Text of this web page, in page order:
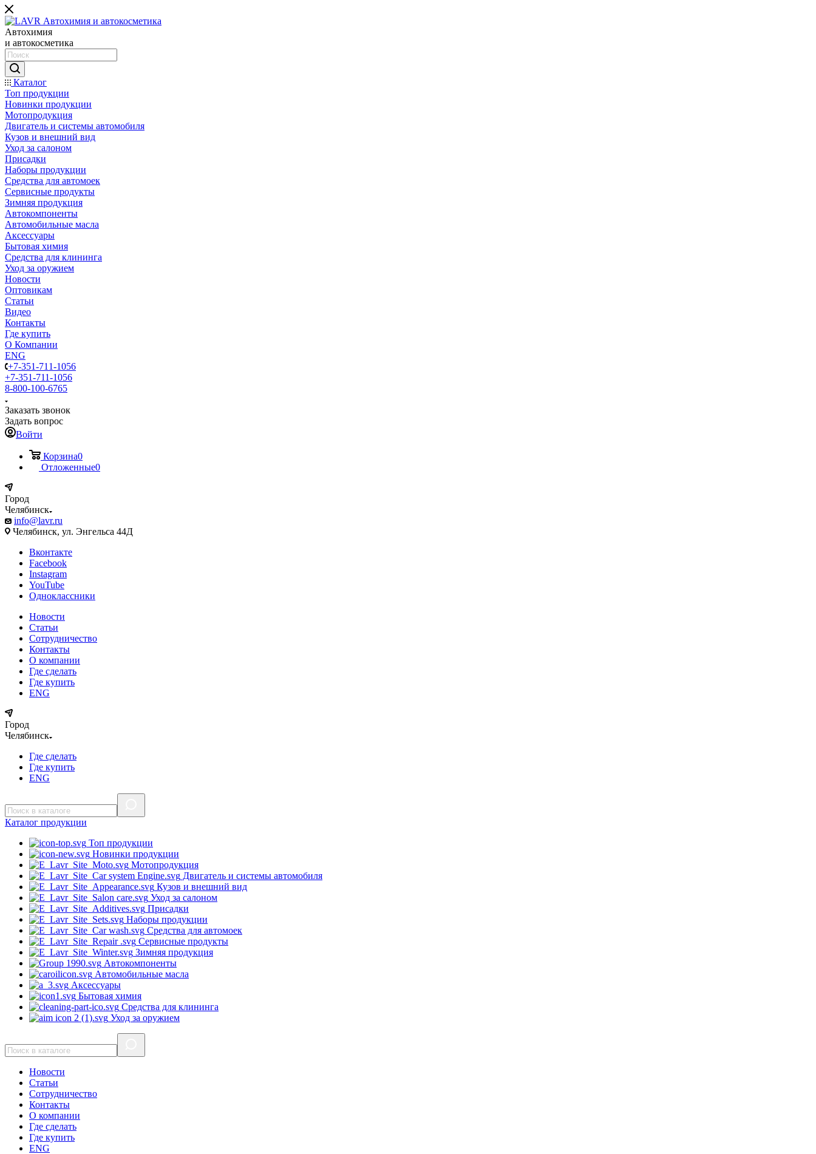
Автохимия
и автокосметика
Каталог
Топ продукции
Новинки продукции
Мотопродукция
Двигатель и системы автомобиля
Кузов и внешний вид
Уход за салоном
Присадки
Наборы продукции
Средства для автомоек
Сервисные продукты
Зимняя продукция
Автокомпоненты
Автомобильные масла
Аксессуары
Бытовая химия
Средства для клининга
Уход за оружием
Новости
Оптовикам
Статьи
Видео
Контакты
Где купить
О Компании
ENG
+7-351-711-1056
+7-351-711-1056
8-800-100-6765
Заказать звонок
Задать вопрос
Войти
Корзина0
Отложенные0
Город
Челябинск
info@lavr.ru
Челябинск, ул. Энгельса 44Д
Вконтакте
Facebook
Instagram
YouTube
Одноклассники
Новости
Статьи
Сотрудничество
Контакты
О компании
Где сделать
Где купить
ENG
Город
Челябинск
Где сделать
Где купить
ENG
Каталог продукции
Топ продукции
Новинки продукции
Мотопродукция
Двигатель и системы автомобиля
Кузов и внешний вид
Уход за салоном
Присадки
Наборы продукции
Средства для автомоек
Сервисные продукты
Зимняя продукция
Автокомпоненты
Автомобильные масла
Аксессуары
Бытовая химия
Средства для клининга
Уход за оружием
Новости
Статьи
Сотрудничество
Контакты
О компании
Где сделать
Где купить
ENG